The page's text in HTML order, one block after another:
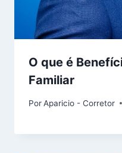
O que é
Familiar
PorAparicio - Corretor